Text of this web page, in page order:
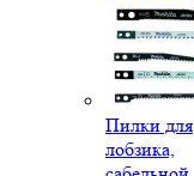
Пилки для
лобзика,